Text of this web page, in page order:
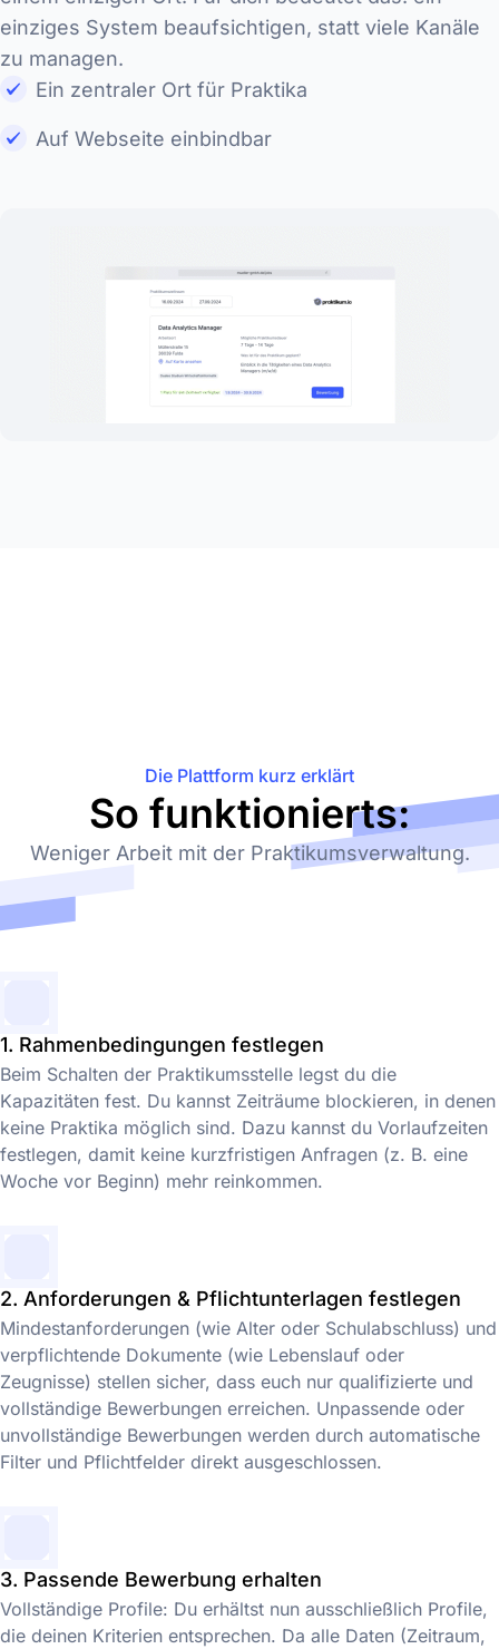
einziges System beaufsichtigen, statt viele Kanäle
zu managen.
Ein zentraler Ort für Praktika
Auf Webseite einbindbar
Die Plattform kurz erklärt
So funktionierts:
Weniger Arbeit mit der Praktikumsverwaltung.
1. Rahmenbedingungen festlegen
Beim Schalten der Praktikumsstelle legst du die
Kapazitäten fest. Du kannst Zeiträume blockieren, in denen
keine Praktika möglich sind. Dazu kannst du Vorlaufzeiten
festlegen, damit keine kurzfristigen Anfragen (z. B. eine
Woche vor Beginn) mehr reinkommen.
2. Anforderungen & Pflichtunterlagen festlegen
Mindestanforderungen (wie Alter oder Schulabschluss) und
verpflichtende Dokumente (wie Lebenslauf oder
Zeugnisse) stellen sicher, dass euch nur qualifizierte und
vollständige Bewerbungen erreichen. Unpassende oder
unvollständige Bewerbungen werden durch automatische
Filter und Pflichtfelder direkt ausgeschlossen.
3. Passende Bewerbung erhalten
Vollständige Profile: Du erhältst nun ausschließlich Profile,
die deinen Kriterien entsprechen. Da alle Daten (Zeitraum,